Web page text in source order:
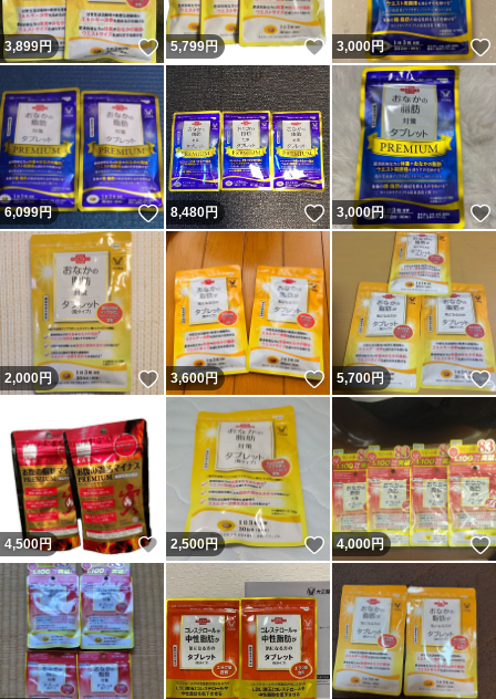
3,899円 いいね！
5,799円 いいね！
3,000円
6,099円 いいね！
8,480円 いいね！
3,000円
2,000円 いいね！
3,600円 いいね！
5,700円
4,500円 いいね！
2,500円 いいね！
4,000円